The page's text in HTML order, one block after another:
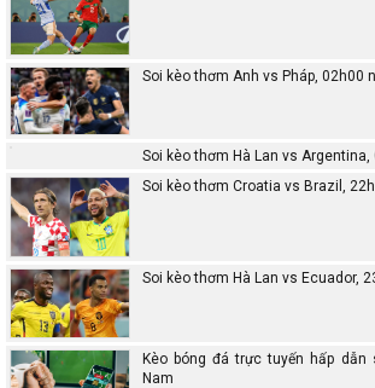
Soi kèo thơm Anh vs Pháp, 02h00
Soi kèo thơm Hà Lan vs
Soi kèo thơm Croatia vs Brazil,
Soi kèo thơm Hà Lan vs Ecuador,
Kèo bóng đá trực tuyến hấp
Nam